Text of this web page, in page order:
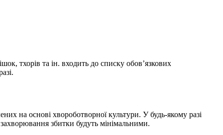
тхорів та ін. входить до списку обов’язкових
на основі хвороботворної культури. У будь-якому разі
збитки будуть мінімальними.